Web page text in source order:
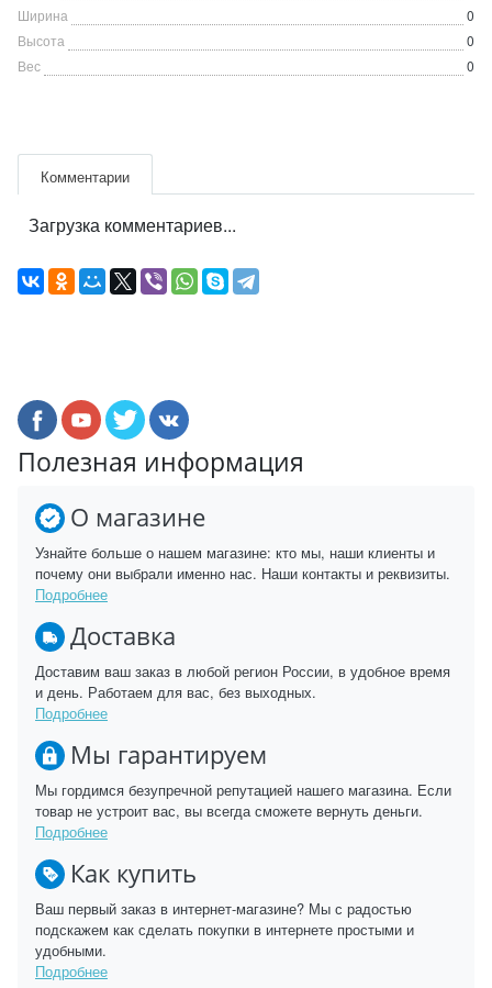
Ширина
0
Высота
0
Вес
0
Комментарии
Загрузка комментариев...
Полезная информация
О магазине
Узнайте больше о нашем магазине: кто мы, наши клиенты и
почему они выбрали именно нас. Наши контакты и реквизиты.
Подробнее
Доставка
Доставим ваш заказ в любой регион России, в удобное время
и день. Работаем для вас, без выходных.
Подробнее
Мы гарантируем
Мы гордимся безупречной репутацией нашего магазина. Если
товар не устроит вас, вы всегда сможете вернуть деньги.
Подробнее
Как купить
Ваш первый заказ в интернет-магазине? Мы с радостью
подскажем как сделать покупки в интернете простыми и
удобными.
Подробнее